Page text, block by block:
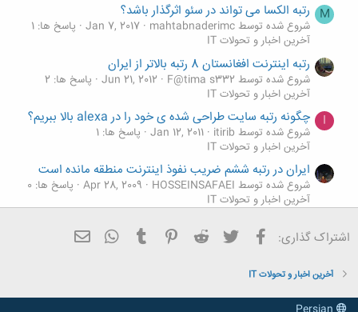
M رتبه الکسا می تواند در سئو اثرگذار باشد؟
شروع شده توسط mahtabnaderimc Jan 7, 2017 پاسخ ها: 1
آخرین اخبار و تحولات IT
رتبه اينترنت افغانستان 8 رتبه بالاتر از ايران
شروع شده توسط F@tima s332 Jun 21, 2012 پاسخ ها: 2
آخرین اخبار و تحولات IT
I چگونه رتبه سايت طراحی شده ی خود را در alexa بالا ببريم؟
شروع شده توسط itirib Jan 12, 2011 پاسخ ها: 1
آخرین اخبار و تحولات IT
ایران در رتبه ششم ضریب نفوذ اینترنت منطقه مانده است
شروع شده توسط HOSSEINSAFAEI Apr 28, 2009 پاسخ ها: 0
آخرین اخبار و تحولات IT
افزایش رتبه سایت در گوگل
شروع شده توسط Pari-2719 Mar 12, 2009
پاسخ ها: 0
اشتراک گذاری: فیسبوک تویتر Reddit
Pinterest
Tumblr
WhatsApp
آخرین اخبار و تحولات IT